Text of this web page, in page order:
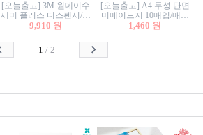
[오늘출고] 3M 원데이수
세미 플러스 디스펜서/소
프트수세미5매+강력수세
9,910 원
[오늘출고] A4 두성 단면
머메이드지 10매입/매직
터치/색지/색상지/색복사
칼라색지/고급복사지
1,460 원
1 / 2